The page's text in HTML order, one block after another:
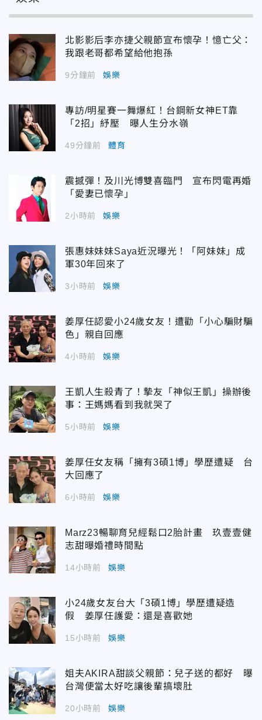
北影影后李亦捷父親節宣布懷孕！憶亡父：
我跟老哥都希望給他抱孫
9分鐘前 娛樂
專訪/明星賽一舞爆紅！台鋼新女神ET靠
「2招」紓壓 曝人生分水嶺
49分鐘前 體育
震撼彈！及川光博雙喜臨門 宣布閃電再婚
「愛妻已懷孕」
2小時前 娛樂
張惠妹妹妹Saya近況曝光！「阿妹妹」成
軍30年回來了
3小時前 娛樂
姜厚任認愛小24歲女友！遭勸「小心騙財騙
色」親自回應
4小時前 娛樂
王凱人生殺青了！摯友「神似王凱」操辦後
事：王媽媽看到我就哭了
5小時前 娛樂
姜厚任女友稱「擁有3碩1博」學歷遭疑 台
大回應了
6小時前 娛樂
Marz23暢聊育兒經鬆口2胎計畫 玖壹壹健
志甜曝婚禮時間點
14小時前 娛樂
小24歲女友台大「3碩1博」學歷遭疑造
假 姜厚任護愛：還是喜歡她
15小時前 娛樂
姐夫AKIRA甜談父親節：兒子送的都好 曝
台灣便當太好吃讓後輩搞壞肚
20小時前 娛樂